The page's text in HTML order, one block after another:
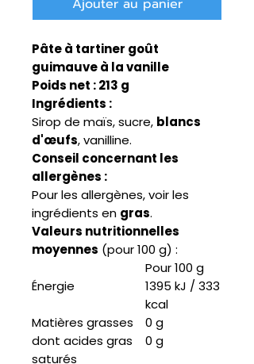
Pâte à tartiner goût
guimauve à la vanille
Poids net : 213 g
Ingrédients :
Sirop de maïs, sucre, blancs
d'œufs, vanilline.
Conseil concernant les
allergènes :
Pour les allergènes, voir les
ingrédients en gras.
Valeurs nutritionnelles
moyennes (pour 100 g) :
Pour 100 g
Énergie
1395 kJ / 333
kcal
Matières grasses
0 g
dont acides gras
saturés
0 g